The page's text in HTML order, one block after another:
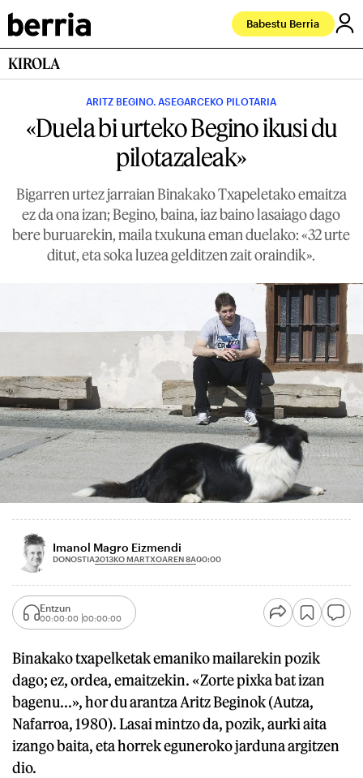
Babestu Berria
KIROLA
ARITZ BEGINO. ASEGARCEKO PILOTARIA
«Duela bi urteko Begino ikusi du
pilotazaleak»
Bigarren urtez jarraian Binakako Txapeletako emaitza
ez da ona izan; Begino, baina, iaz baino lasaiago dago
bere buruarekin, maila txukuna eman duelako: «32 urte
ditut, eta soka luzea gelditzen zait oraindik».
Imanol Magro Eizmendi
DONOSTIA2013KO MARTXOAREN 8A00:00
Entzun
00:00:00 00:00:00
Binakako txapelketak emaniko mailarekin pozik
dago; ez, ordea, emaitzekin. «Zorte pixka bat izan
bagenu...», hor du arantza Aritz Beginok (Autza,
Nafarroa, 1980). Lasai mintzo da, pozik, aurki aita
izango baita, eta horrek eguneroko jarduna argitzen
dio.